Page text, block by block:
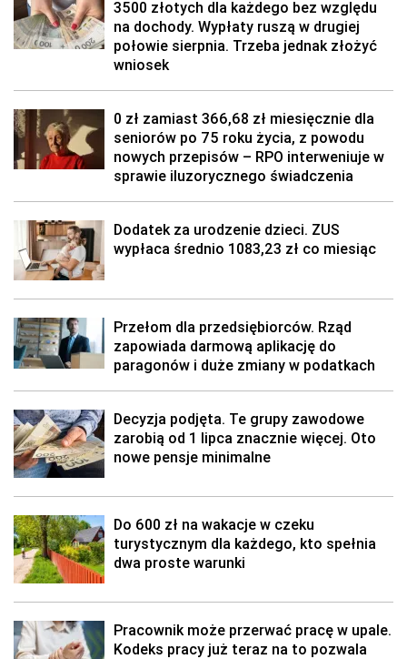
3500 złotych dla każdego bez względu
na dochody. Wypłaty ruszą w drugiej
połowie sierpnia. Trzeba jednak złożyć
wniosek
0 zł zamiast 366,68 zł miesięcznie dla
seniorów po 75 roku życia, z powodu
nowych przepisów – RPO interweniuje w
sprawie iluzorycznego świadczenia
Dodatek za urodzenie dzieci. ZUS
wypłaca średnio 1083,23 zł co miesiąc
Przełom dla przedsiębiorców. Rząd
zapowiada darmową aplikację do
paragonów i duże zmiany w podatkach
Decyzja podjęta. Te grupy zawodowe
zarobią od 1 lipca znacznie więcej. Oto
nowe pensje minimalne
Do 600 zł na wakacje w czeku
turystycznym dla każdego, kto spełnia
dwa proste warunki
Pracownik może przerwać pracę w upale.
Kodeks pracy już teraz na to pozwala